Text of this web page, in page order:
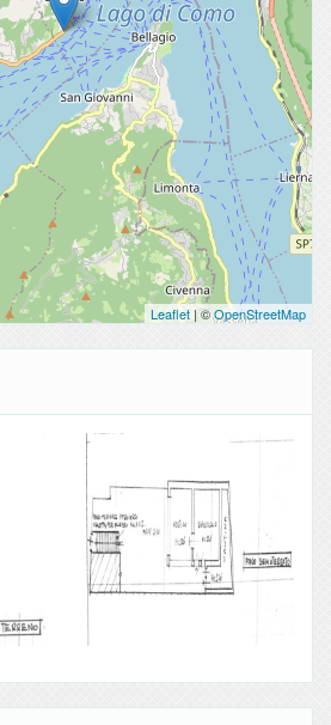
Leaflet | ©OpenStreetMap